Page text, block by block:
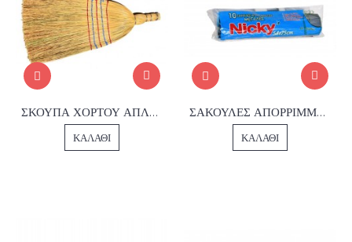
ΣΚΟΥΠΑ ΧΟΡΤΟΥ ΑΠΛΗ ΧΕΙΡΟΣ
ΚΑΛΆΘΙ
ΣΑΚΟΥΛΕΣ ΑΠΟΡΡΙΜΜΑΤΩΝ NICKY ΜΕ ΚΟΡΔΟΝΙ
ΚΑΛΆΘΙ